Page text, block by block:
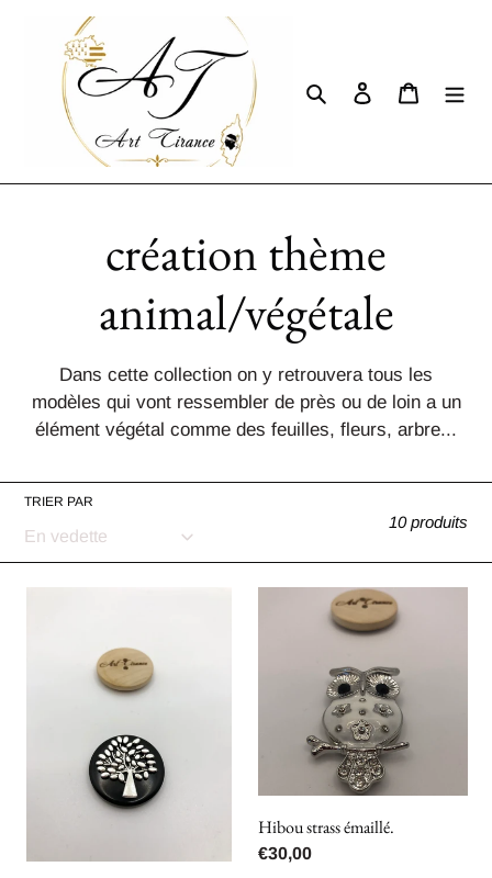
contenu
RechercherSe connecter
Panier
C
o
l
l
e
c
i
o
n
:
création thème
animal/végétale
Dans cette collection on y retrouvera tous les
modèles qui vont ressembler de près ou de loin a un
élément végétal comme des feuilles, fleurs, arbre...
TRIER PAR
10 produits
Hibou strass émaillé.
Prix
€30,00